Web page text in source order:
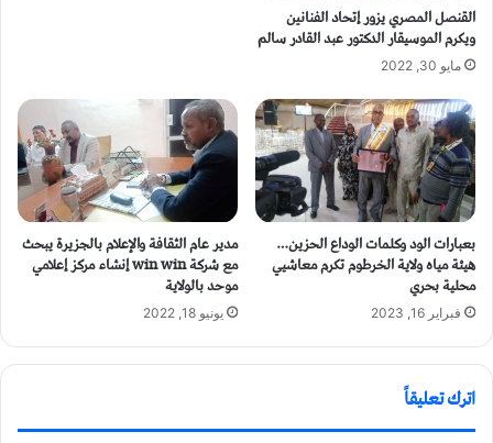
القنصل المصري يزور إتحاد الفنانين
ويكرم الموسيقار الدكتور عبد القادر سالم
مايو 30, 2022
بعبارات الود وكلمات الوداع الحزين…
هيئة مياه ولاية الخرطوم تكرم معاشيي
محلية بحري
فبراير 16, 2023
مدير عام الثقافة والإعلام بالجزيرة يبحث
مع شركة win win إنشاء مركز إعلامي
موحد بالولاية
يونيو 18, 2022
اترك تعليقاً